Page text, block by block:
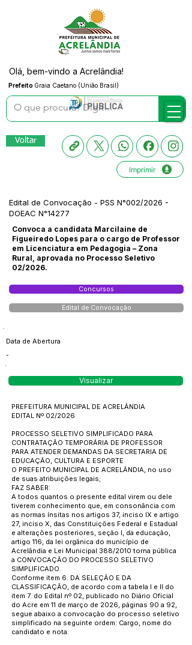
Prefeito Graia Caetano (União Brasil)
Olá, bem-vindo a Acrelândia!
Voltar
Imprimir
Edital de Convocação - PSS N°002/2026 -
DOEAC N°14277
Convoca a candidata Marcilaine de
Figueiredo Lopes para o cargo de Professor
em Licenciatura em Pedagogia – Zona
Rural, aprovada no Processo Seletivo
02/2026.
Concursos
Edital de Convocação
Data de Abertura
-
Visualizar
PREFEITURA MUNICIPAL DE ACRELÂNDIA
EDITAL Nº 02/2026
PROCESSO SELETIVO SIMPLIFICADO PARA
CONTRATAÇÃO TEMPORÁRIA DE PROFESSOR
PARA ATENDER DEMANDAS DA SECRETARIA DE
EDUCAÇÃO, CULTURA E ESPORTE
O PREFEITO MUNICIPAL DE ACRELÂNDIA, no uso
de suas atribuições legais;
FAZ SABER:
A todos quantos o presente edital virem ou dele
tiverem conhecimento que, em consonância com
as normas ínsitas nos artigos 37, inciso IX e artigo
27, inciso X, das Constituições Federal e Estadual
e alterações posteriores, seção I, da educação,
artigo 116, da lei orgânica do município de
Acrelândia e Lei Municipal 388/2010 torna pública
a CONVOCAÇÃO DO PROCESSO SELETIVO
SIMPLIFICADO.
Conforme item 6. DA SELEÇÃO E DA
CLASSIFICAÇÃO, de acordo com a tabela I e II do
item 7. do Edital nº 02, publicado no Diário Oficial
do Acre em 11 de março de 2026, páginas 90 a 92,
segue abaixo a convocação do processo seletivo
simplificado na seguinte ordem: Cargo, nome do
candidato e nota.